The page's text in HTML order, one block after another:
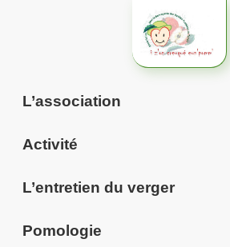
L’association
Activité
L’entretien du verger
Pomologie